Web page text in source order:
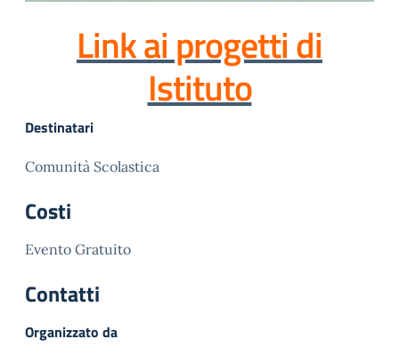
Link ai progetti di
Istituto
Destinatari
Comunità Scolastica
Costi
Evento Gratuito
Contatti
Organizzato da